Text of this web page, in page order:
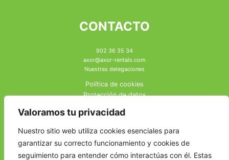
Valoramos tu privacidad
Nuestro sitio web utiliza cookies esenciales para
garantizar su correcto funcionamiento y cookies de
seguimiento para entender cómo interactúas con él. Estas
CONTACTO
902 36 35 34
axor@axor-rentals.com
Nuestras delegaciones
Política de cookies
Protección de datos
Canal Ético
Calidad